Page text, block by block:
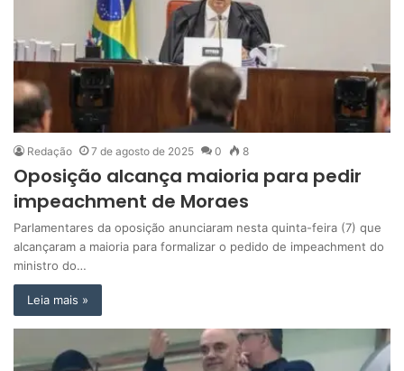
Redação 7 de agosto de 2025 0 8
Oposição alcança maioria para pedir
impeachment de Moraes
Parlamentares da oposição anunciaram nesta quinta-feira (7) que
alcançaram a maioria para formalizar o pedido de impeachment do
ministro do…
Leia mais »